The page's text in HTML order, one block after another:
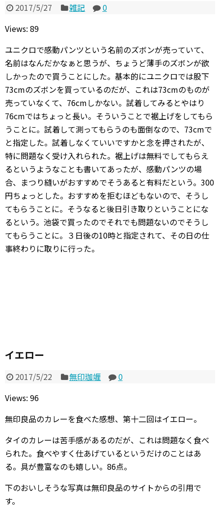
2017/5/27 雑記
0
Views: 89
ユニクロで感動パンツという名前のズボンが売っていて、
名前はなんだかなぁと思うが、ちょうど薄手のズボンが欲
しかったので買うことにした。基本的にユニクロでは股下
73cmのズボンを買っているのだが、これは73cmのものが
売っていなくて、76cmしかない。試着してみるとやはり
76cmではちょっと長い。そういうことで裾上げをしてもら
うことに。試着して測ってもらうのも面倒なので、73cmで
と指定した。試着しなくていいですかと念を押されたが、
特に問題なく受け入れられた。裾上げは無料でしてもらえ
るというようなことも書いてあったが、感動パンツの場
合、まつり縫いがおすすめでそうあると有料だという。300
円ちょっとした。おすすめを拒むほどもないので、そうし
てもらうことに。そうなると後日引き取りということにな
るという。池袋で買ったのでそれでも問題ないのでそうし
てもらうことに。３日後の10時と指定されて、その日の仕
事終わりに取りに行った。
イエロー
2017/5/22 無印珈竰
0
Views: 96
無印良品のカレーを食べた感想、第十二回はイエロー。
タイのカレーは苦手感があるのだが、これは問題なく食べ
られた。食べやすく仕あげているというだけのことはあ
る。具が豊富なのも嬉しい。86点。
下のおいしそうな写真は無印良品のサイトからの引用で
す。